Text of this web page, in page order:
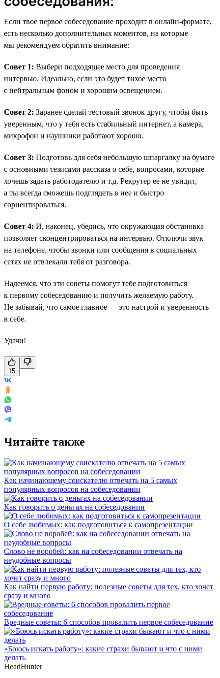
Если твое первое собеседование проходит в онлайн-формате,
есть несколько дополнительных моментов, на которые
мы рекомендуем обратить внимание:
Совет 1: Выбери подходящее место для проведения
интервью. Идеально, если это будет тихое место
с нейтральным фоном и хорошим освещением.
Совет 2: Заранее сделай тестовый звонок другу, чтобы быть
уверенным, что у тебя есть стабильный интернет, а камера,
микрофон и наушники работают хорошо.
Совет 3: Подготовь для себя небольшую шпаргалку на бумаге
с основными тезисами рассказа о себе, вопросами, которые
хочешь задать работодателю и т.д. Рекрутер ее не увидит,
а ты всегда сможешь подглядеть в нее и быстро
сориентироваться.
Совет 4: И, наконец, убедись, что окружающая обстановка
позволяет сконцентрироваться на интервью. Отключи звук
на телефоне, чтобы звонки или сообщения в социальных
сетях не отвлекали тебя от разговора.
Надеемся, что эти советы помогут тебе подготовиться
к первому собеседованию и получить желаемую работу.
Не забывай, что самое главное — это настрой и уверенность
в себе.
Удачи!
15
Читайте также
Как начинающему соискателю отвечать на 5 самых
популярных вопросов на собеседовании
Как говорить о деньгах на собеседовании
О себе любимых: как подготовиться к самопрезентации
Слово не воробей: как на собеседовании отвечать на
неудобные вопросы
Как найти первую работу: полезные советы для тех, кто хочет
сразу и много
Вредные советы: 6 способов провалить первое собеседование
«Боюсь искать работу»: какие страхи бывают и что с ними
делать
HeadHunter